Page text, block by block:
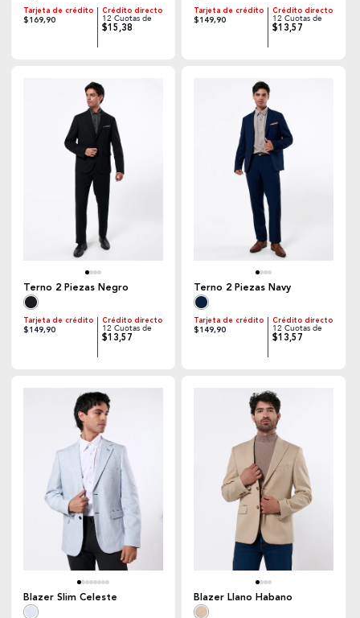
Tarjeta de crédito
$169,90
Crédito directo
12 Cuotas de
$15,38
Tarjeta de crédito
$149,90
Crédito directo
12 Cuotas de
$13,57
Terno 2 Piezas Negro
Tarjeta de crédito
$149,90
Crédito directo
12 Cuotas de
$13,57
Terno 2 Piezas Navy
Tarjeta de crédito
$149,90
Crédito directo
12 Cuotas de
$13,57
Blazer Slim Celeste Blazer Llano Habano